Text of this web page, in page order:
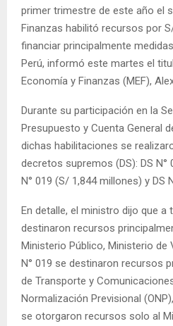
primer trimestre de este año el
Finanzas habilitó recursos por
financiar principalmente
Perú, informó este martes el
Economía y Finanzas (MEF),
Durante su participación en la
Presupuesto y Cuenta General
dichas habilitaciones se
decretos supremos (DS): DS N°
N° 019 (S/ 1,844 millones) y DS
En detalle, el ministro dijo que a
destinaron recursos
Ministerio Público, Ministerio de
N° 019 se destinaron recursos
de Transporte y
Normalización Previsional
se otorgaron recursos solo al